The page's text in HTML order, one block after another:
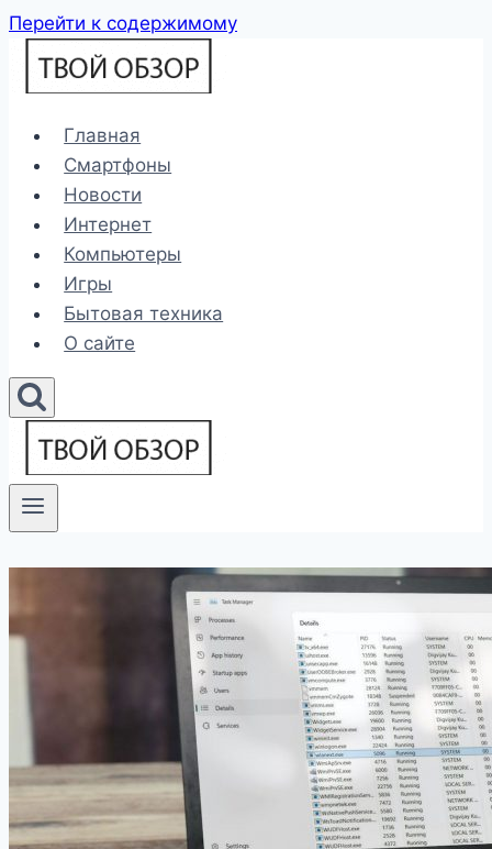
Перейти к содержимому
Главная
Смартфоны
Новости
Интернет
Компьютеры
Игры
Бытовая техника
О сайте